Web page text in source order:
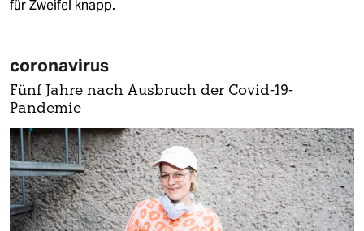
für Zweifel knapp.
coronavirus
Fünf Jahre nach Ausbruch der Covid-19-
Pandemie